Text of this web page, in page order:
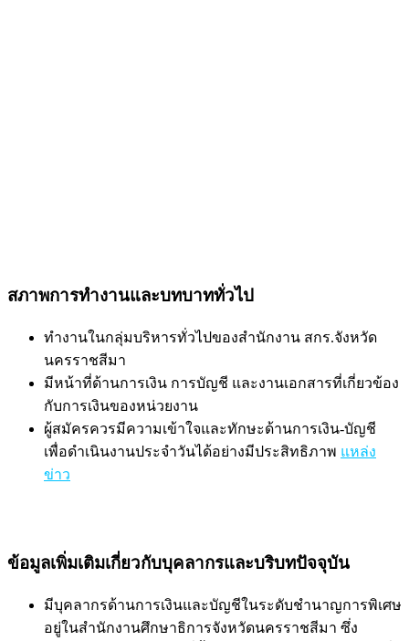
สภาพการทำงานและบทบาททั่วไป
ทำงานในกลุ่มบริหารทั่วไปของสำนักงาน สกร.จังหวัด
นครราชสีมา
มีหน้าที่ด้านการเงิน การบัญชี และงานเอกสารที่เกี่ยวข้อง
กับการเงินของหน่วยงาน
ผู้สมัครควรมีความเข้าใจและทักษะด้านการเงิน-บัญชี
เพื่อดำเนินงานประจำวันได้อย่างมีประสิทธิภาพ แหล่ง
ข่าว
ข้อมูลเพิ่มเติมเกี่ยวกับบุคลากรและบริบทปัจจุบัน
มีบุคลากรด้านการเงินและบัญชีในระดับชำนาญการพิเศษ
อยู่ในสำนักงานศึกษาธิการจังหวัดนครราชสีมา ซึ่ง